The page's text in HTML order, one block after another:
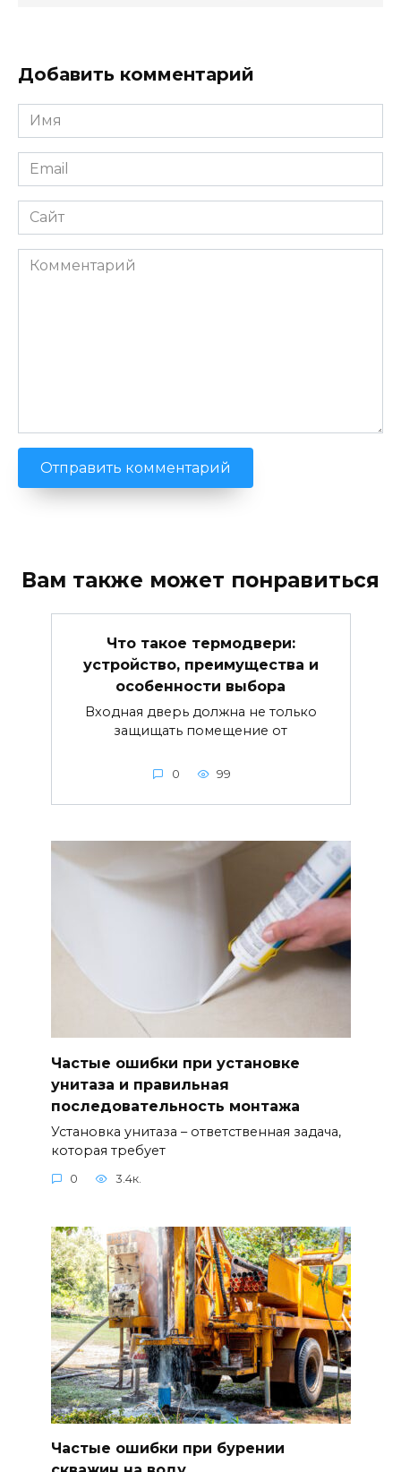
Добавить комментарий
Имя
*
Email
*
Сайт
Комментарий
Вам также может понравиться
Что такое термодвери:
устройство, преимущества и
особенности выбора
Входная дверь должна не только
защищать помещение от
0 99
Частые ошибки при установке
унитаза и правильная
последовательность монтажа
Установка унитаза – ответственная задача,
которая требует
0 3.4к.
Частые ошибки при бурении